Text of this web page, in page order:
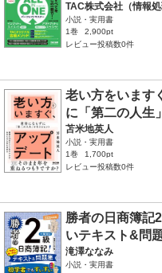
TAC株式会社（情報処
小説・実用書
1巻
2,900pt
レビュー投稿数0件
老い方をいます
に「第二の人生
苫米地英人
小説・実用書
1巻
1,700pt
レビュー投稿数0件
勝者の日商簿記
いテキスト&問
滝澤ななみ
小説・実用書